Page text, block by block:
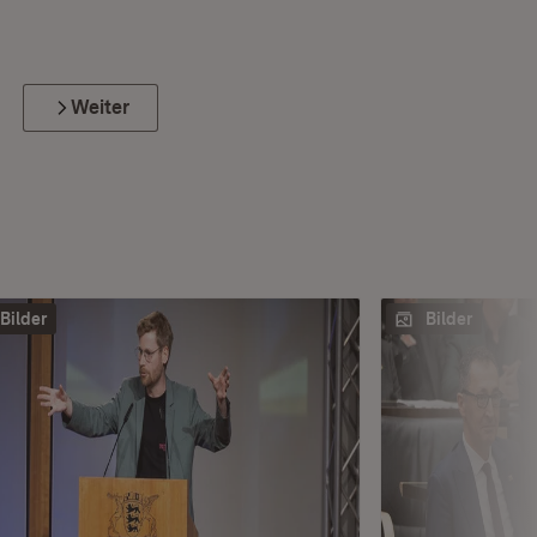
Weiter
Bilder Bilder